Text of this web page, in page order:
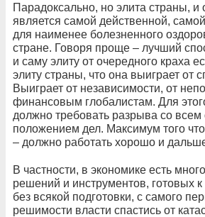
Парадоксально, но элита страны, и
является самой действенной,
для наименее болезненного
стране. Говоря проще – лучший
и саму элиту от очередного краха
элиту страны, что она выиграет от
Выиграет от независимости, от
финансовым глобалистам. Для
должно требовать разрыва со
положением дел. Максимум того
– должно работать хорошо и
В частности, в экономике есть
решений и инструментов, готовых
без всякой подготовки, с самого
решимости власти спастись от